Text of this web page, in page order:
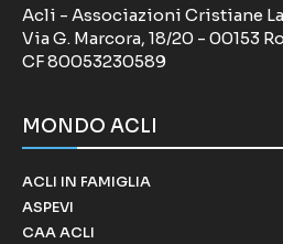
Acli - Associazioni Cristiane
Via G. Marcora, 18/20 - 00153
CF 80053230589
MONDO ACLI
ACLI IN FAMIGLIA
ASPEVI
CAA ACLI